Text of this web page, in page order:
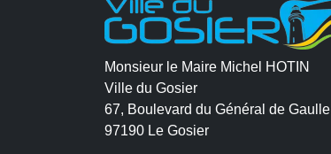
Monsieur le Maire Michel HOTIN
Ville du Gosier
67, Boulevard du Général de Gaulle
97190 Le Gosier